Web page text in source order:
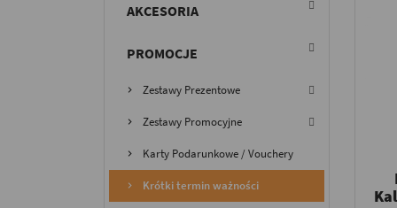
AKCESORIA
PROMOCJE
Zestawy Prezentowe
Zestawy Promocyjne
Karty Podarunkowe / Vouchery
Krótki termin ważności